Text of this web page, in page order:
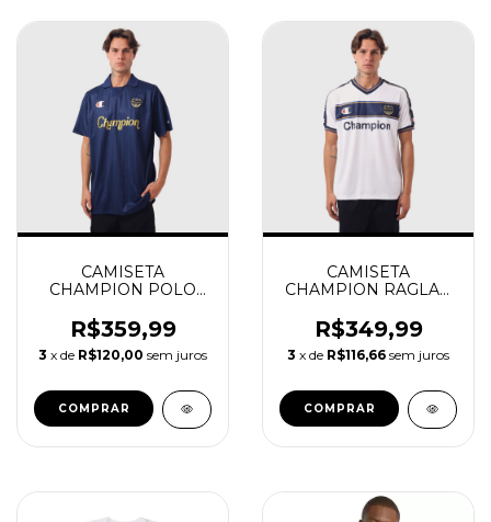
CAMISETA
CHAMPION POLO
ATHLETIC NAVY
R$359,99
3 x de R$120,00 sem juros
COMPRAR
CAMISETA
CHAMPION RAGLAN
R$349,99
3 x de R$116,66 sem juros
COMPRAR